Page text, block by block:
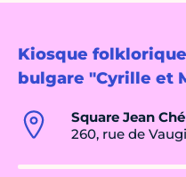
Kiosque
bulgare "Cyrille et
Square Jean
260, rue de